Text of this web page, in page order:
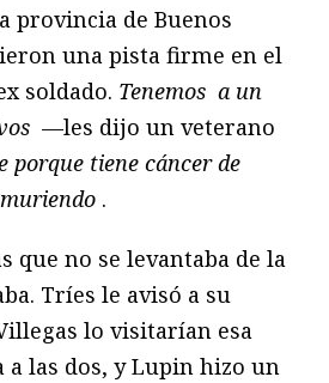
provincia de Buenos
una pista firme en el
soldado. Tenemos a un
—les dijo un veterano
porque tiene cáncer de
.
que no se levantaba de la
Tríes le avisó a su
lo visitarían esa
a las dos, y Lupin hizo un